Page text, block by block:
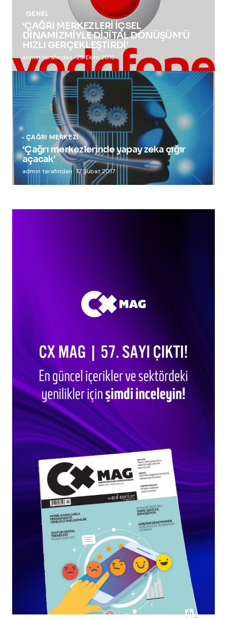
GENEL
‘ÇAĞRI MERKEZLERİ İÇSEL
DİNAMİZMİYLE DİJİTAL DÖNÜŞÜM’Ü
HIZLI GERÇEKLEŞTİRDİ’
admin tarafından 28 Ekim 2016
ÇAĞRI MERKEZI
‘Çağrı merkezlerinde yapay zeka çığır
açacak’
admin tarafından 17 Şubat 2017